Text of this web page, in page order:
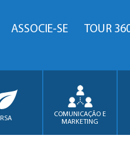
ASSOCIE-SE TOUR
RSA
COMUNICAÇÃO E
MARKETING